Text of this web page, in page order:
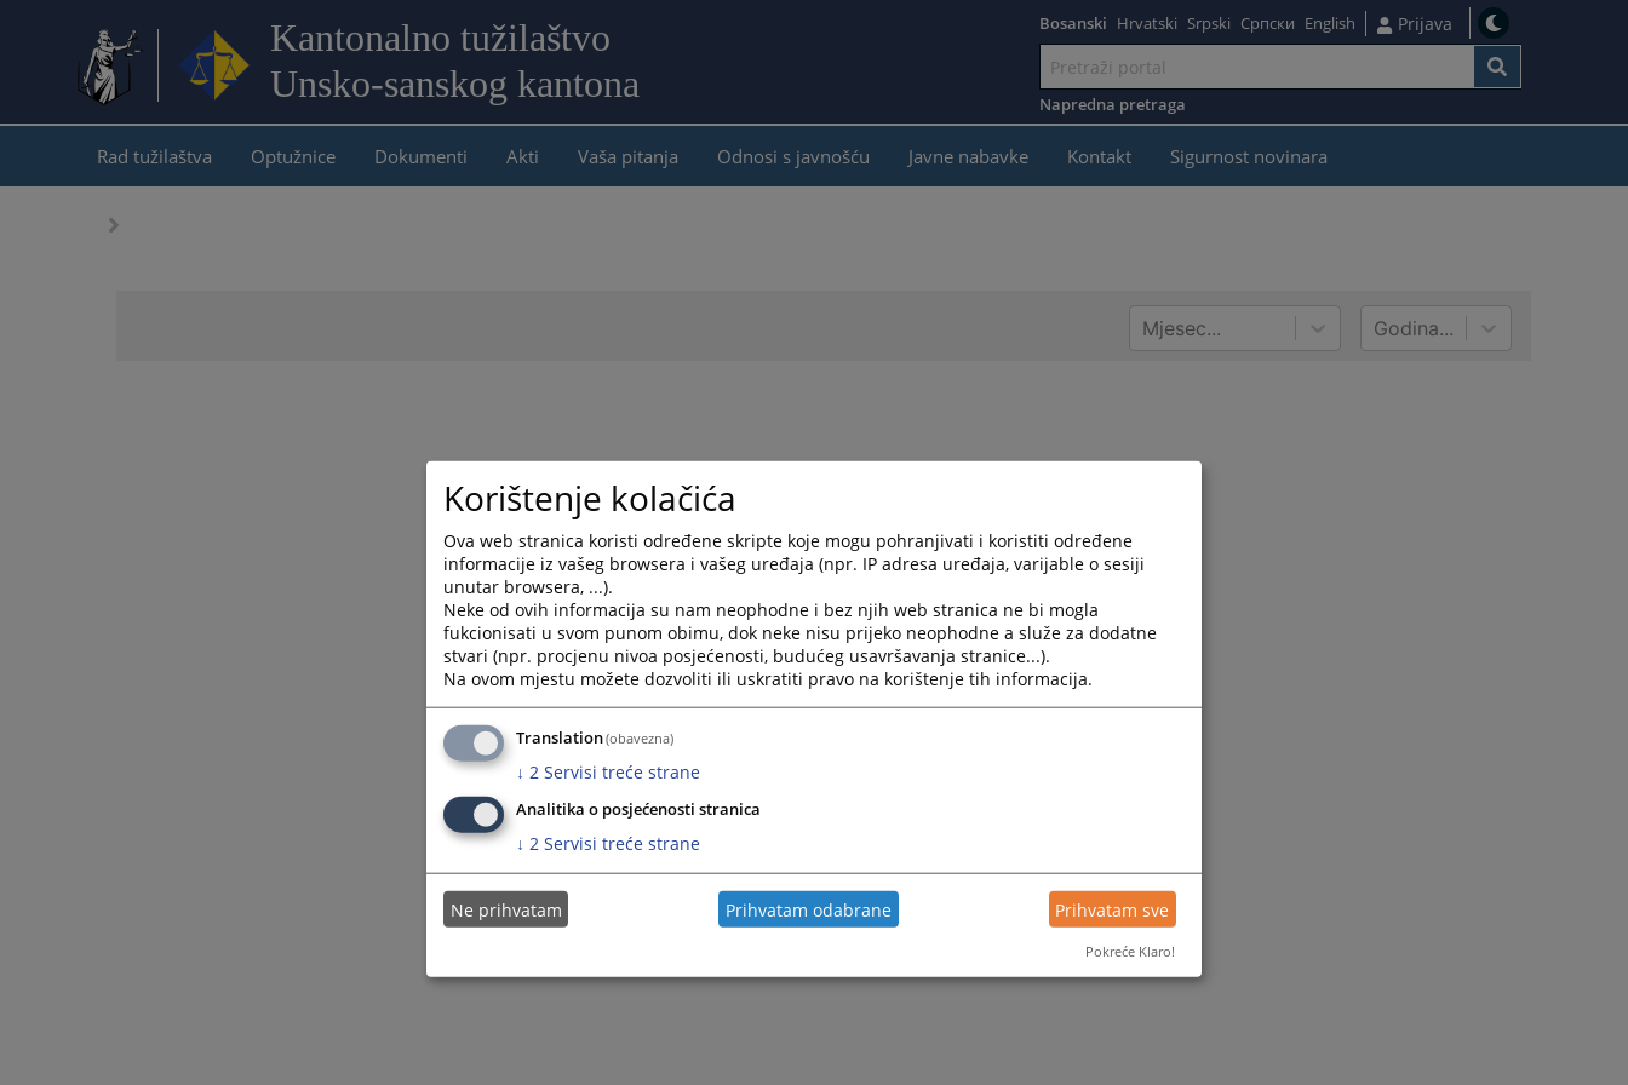
Kantonalno tužilaštvo
Unsko-sanskog kantona
sadržaj
Bosanski Hrvatski Srpski Српски English Prijava
Napredna pretraga
Rad tužilaštva Optužnice Dokumenti Akti Vaša pitanja Odnosi s javnošću Javne nabavke Kontakt Sigurnost novinara
Mjesec... Godina...
Trenutno nema vijesti
Korištenje kolačića
Ova web stranica koristi određene skripte koje mogu pohranjivati i koristiti određene
informacije iz vašeg browsera i vašeg uređaja (npr. IP adresa uređaja, varijable o sesiji
unutar browsera, ...).
Neke od ovih informacija su nam neophodne i bez njih web stranica ne bi mogla
fukcionisati u svom punom obimu, dok neke nisu prijeko neophodne a služe za dodatne
stvari (npr. procjenu nivoa posjećenosti, budućeg usavršavanja stranice...).
Na ovom mjestu možete dozvoliti ili uskratiti pravo na korištenje tih informacija.
Translation(obavezna)
↓ 2 Servisi treće strane
Analitika o posjećenosti stranica
↓ 2 Servisi treće strane
Ne prihvatam Prihvatam odabrane Prihvatam sve
Pokreće Klaro!